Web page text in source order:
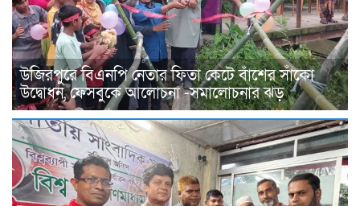
উজিরপুরে বিএনপি নেতার ফিতা কেটে বাঁশের সাঁকো
উদ্বোধন, ফেসবুকে আলোচনা -সমালোচনার ঝড়